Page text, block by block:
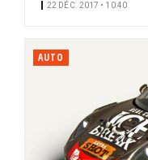
22 DÉC. 2017 • 10:40
AUTO